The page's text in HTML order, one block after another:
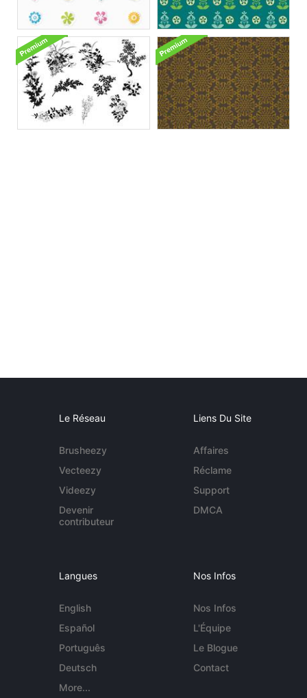
Le Réseau
Brusheezy
Vecteezy
Videezy
Devenir
contributeur
Liens Du Site
Affaires
Réclame
Support
DMCA
Langues
English
Español
Português
Deutsch
More...
Nos Infos
Nos Infos
L'Équipe
Le Blogue
Contact